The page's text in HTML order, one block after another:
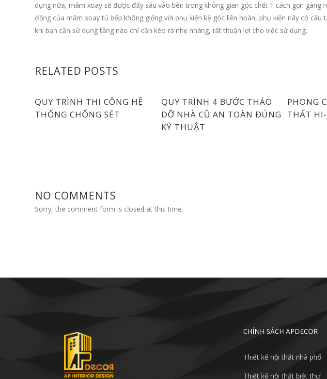
dụng nữa, mâm xoay sẽ được đẩy sâu vào bên trong không gian góc chết 1 cách gọn gàng
động của mâm xoay tủ bếp không giống với phụ kiện kệ góc liên hoàn, phụ kiện này có cấu
khi bạn cần sử dụng tầng nào chỉ cần kéo ra nhẹ nhàng, rất thuận lợi cho việc sử dụng.
RELATED POSTS
QUY TRÌNH THI CÔNG HỆ
THỐNG CHỐNG SÉT
QUY TRÌNH 4 BƯỚC THÁO
DỠ NHÀ CŨ AN TOÀN ĐÚNG
KỸ THUẬT
PHONG
THẤT
NO COMMENTS
Sorry, the comment form is closed at this time.
CHÍNH SÁCH APDECOR
Thiết kế nội thất nhà phố
Thiết kế nội thất biệt thự